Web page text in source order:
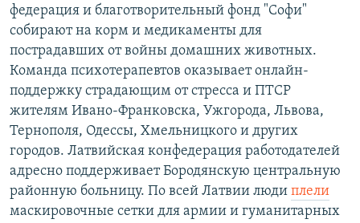
федерация и благотворительный фонд "Софи"
собирают на корм и медикаменты для
пострадавших от войны домашних животных.
Команда психотерапевтов оказывает онлайн-
поддержку страдающим от стресса и ПТСР
жителям Ивано-Франковска, Ужгорода, Львова,
Тернополя, Одессы, Хмельницкого и других
городов. Латвийская конфедерация работодателей
адресно поддерживает Бородянскую центральную
районную больницу. По всей Латвии люди плели
маскировочные сетки для армии и гуманитарных